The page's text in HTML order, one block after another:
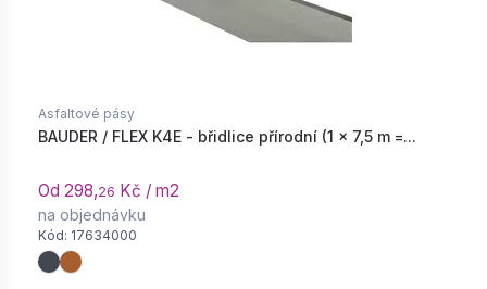
Asfaltové pásy
BAUDER / FLEX K4E - břidlice přírodní (1 × 7,5 m =...
Od 298,26 Kč / m2
na objednávku
Kód: 17634000